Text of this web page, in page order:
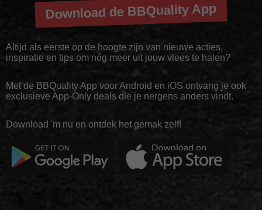
Download de BBQuality App
Altijd als eerste op de hoogte zijn van nieuwe acties,
inspiratie en tips om nóg meer uit jouw vlees te halen?
Met de BBQuality App voor Android en iOS ontvang je ook
exclusieve App-Only deals die je nergens anders vindt.
Download 'm nu en ontdek het gemak zelf!